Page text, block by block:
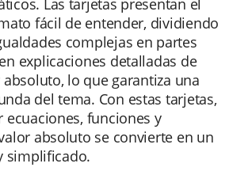
Las tarjetas presentan el
fácil de entender, dividiendo
complejas en partes
explicaciones detalladas de
lo que garantiza una
del tema. Con estas tarjetas,
ecuaciones, funciones y
absoluto se convierte en un
simplificado.